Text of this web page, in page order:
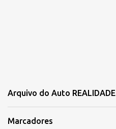
Arquivo do Auto REALIDADE
Marcadores